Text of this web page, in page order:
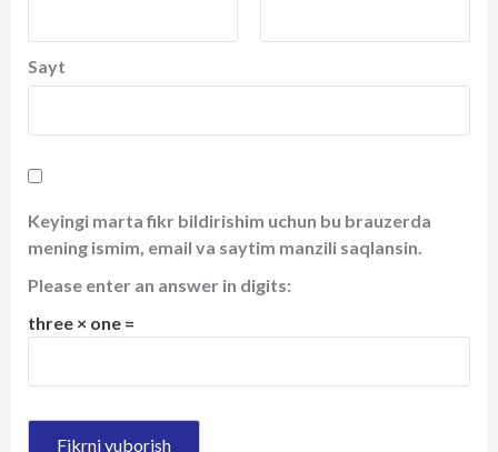
Sayt
Keyingi marta fikr bildirishim uchun bu brauzerda
mening ismim, email va saytim manzili saqlansin.
Please enter an answer in digits:
three × one =